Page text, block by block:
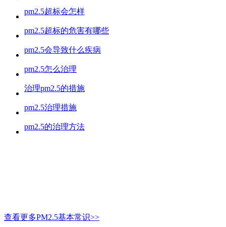
pm2.5超标会怎样
pm2.5超标的危害有哪些
pm2.5会导致什么疾病
pm2.5怎么治理
治理pm2.5的措施
pm2.5治理措施
pm2.5的治理方法
查看更多PM2.5基本常识>>